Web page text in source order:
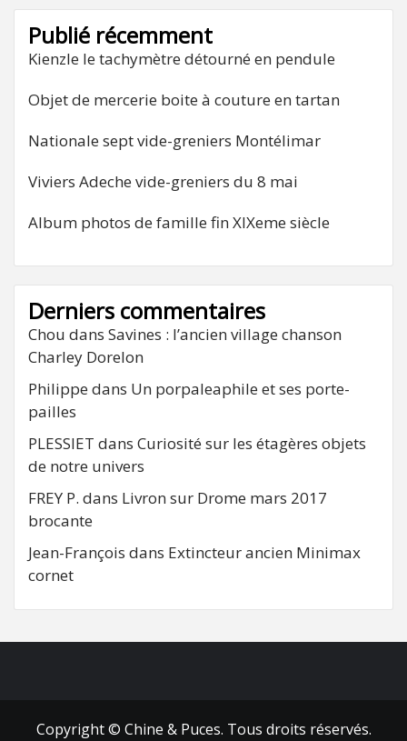
Publié récemment
Kienzle le tachymètre détourné en pendule
Objet de mercerie boite à couture en tartan
Nationale sept vide-greniers Montélimar
Viviers Adeche vide-greniers du 8 mai
Album photos de famille fin XIXeme siècle
Derniers commentaires
Chou dans Savines : l’ancien village chanson
Charley Dorelon
Philippe dans Un porpaleaphile et ses porte-
pailles
PLESSIET dans Curiosité sur les étagères objets
de notre univers
FREY P. dans Livron sur Drome mars 2017
brocante
Jean-François dans Extincteur ancien Minimax
cornet
Copyright © Chine & Puces. Tous droits réservés.